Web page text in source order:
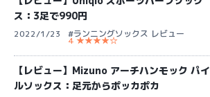
ス：3足で990円
2022/1/23 #ランニングソックス レビュー
4 ★★★★☆
【レビュー】Mizuno アーチハンモック パイ
ルソックス：足元からポッカポカ